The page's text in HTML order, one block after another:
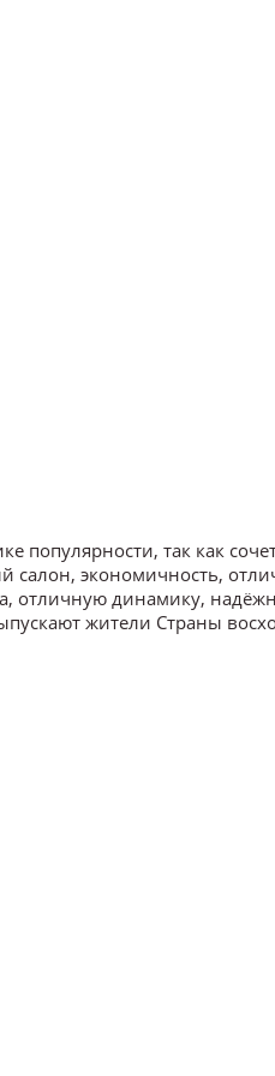
популярности, так как
экономичность,
отличную динамику,
жители Страны